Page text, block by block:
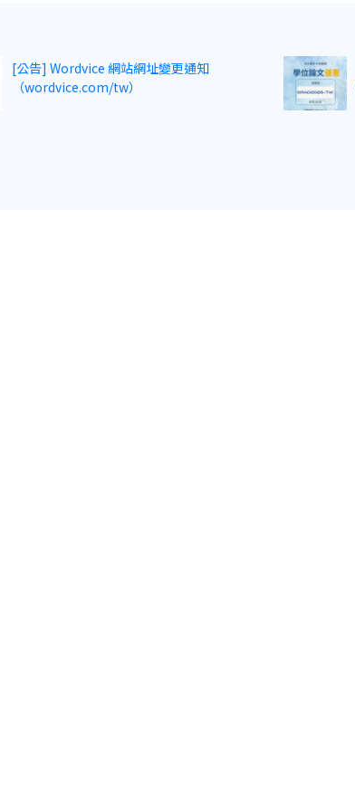
[公告] Wordvice 網站網址變更通知
（wordvice.com/tw）